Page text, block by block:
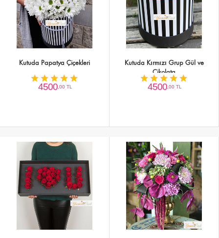
Kutuda Papatya Çiçekleri
4500,00 TL
Kutuda Kırmızı Grup Gül ve
Çikolata
4500,00 TL